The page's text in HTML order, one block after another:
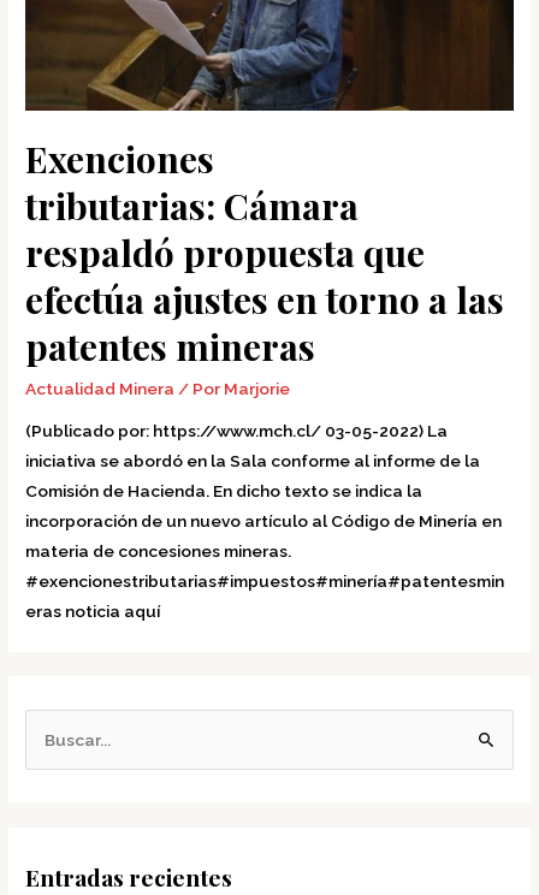
Exenciones
tributarias: Cámara
respaldó propuesta que
efectúa ajustes en torno a las
patentes mineras
Actualidad Minera / Por Marjorie
(Publicado por: https://www.mch.cl/ 03-05-2022) La
iniciativa se abordó en la Sala conforme al informe de la
Comisión de Hacienda. En dicho texto se indica la
incorporación de un nuevo artículo al Código de Minería en
materia de concesiones mineras.
#exencionestributarias#impuestos#minería#patentesmin
eras noticia aquí
a
Entradas recientes